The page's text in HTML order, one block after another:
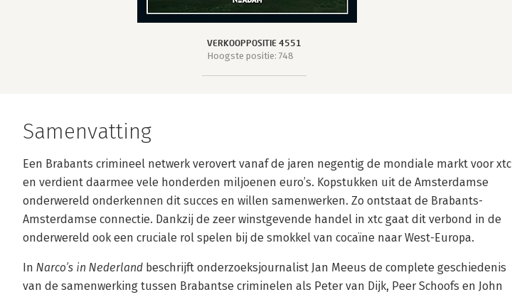
VERKOOPPOSITIE 4551
Hoogste positie: 748
Samenvatting
Een Brabants crimineel netwerk verovert vanaf de jaren negentig de mondiale markt voor xtc
en verdient daarmee vele honderden miljoenen euro’s. Kopstukken uit de Amsterdamse
onderwereld onderkennen dit succes en willen samenwerken. Zo ontstaat de Brabants-
Amsterdamse connectie. Dankzij de zeer winstgevende handel in xtc gaat dit verbond in de
onderwereld ook een cruciale rol spelen bij de smokkel van cocaïne naar West-Europa.
In Narco’s in Nederland beschrijft onderzoeksjournalist Jan Meeus de complete geschiedenis
van de samenwerking tussen Brabantse criminelen als Peter van Dijk, Peer Schoofs en John